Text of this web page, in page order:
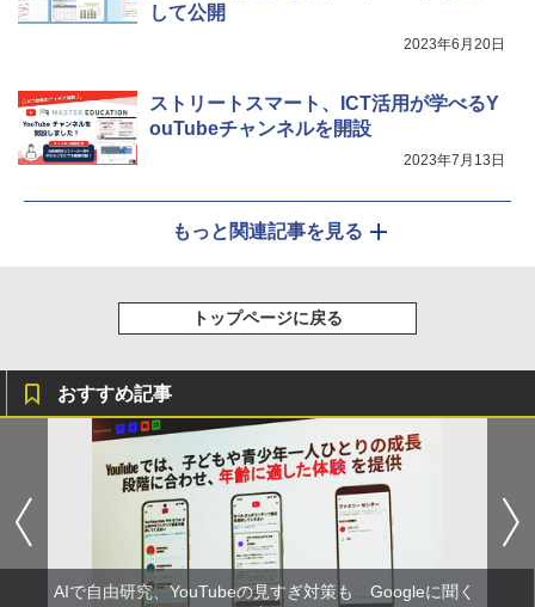
して公開
2023年6月20日
ストリートスマート、ICT活用が学べるY
ouTubeチャンネルを開設
2023年7月13日
もっと関連記事を見る
トップページに戻る
おすすめ記事
AIで自由研究、YouTubeの見すぎ対策も Googleに聞く